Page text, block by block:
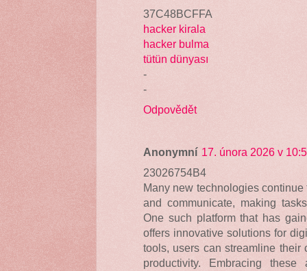
37C48BCFFA
hacker kirala
hacker bulma
tütün dünyası
-
-
Odpovědět
Anonymní 17. února 2026 v
23026754B4
Many new technologies
and communicate, making
One such platform that has
offers innovative solutions for
tools, users can streamline their
productivity. Embracing